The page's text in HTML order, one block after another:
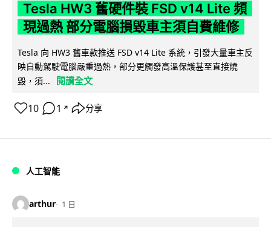
Tesla HW3 舊硬件裝 FSD v14 Lite 頻
現過熱 部分電腦損毀車主須自費維修
Tesla 向 HW3 舊車款推送 FSD v14 Lite 系統，引發大量車主反
映自動駕駛電腦嚴重過熱，部分更觸發高溫保護甚至直接燒
毀，須...
閱讀全文
10 1 ↗ 分享
人工智能
arthur 1 日